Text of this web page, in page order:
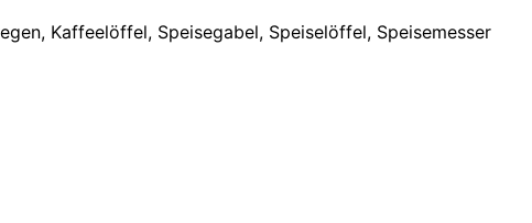
Kaffeelöffel, Speisegabel, Speiselöffel, Speisemesser